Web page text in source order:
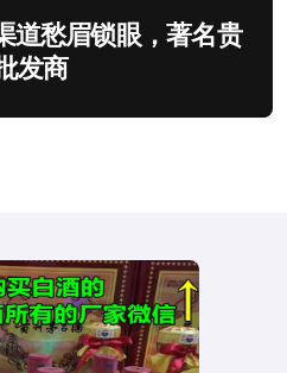
道愁眉锁眼，著名贵
发商